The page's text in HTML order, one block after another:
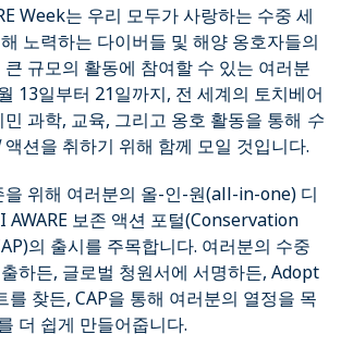
Week는 우리 모두가 사랑하는 수중 세
노력하는 다이버들 및 해양 옹호자들의
규모의 활동에 참여할 수 있는 여러분
13일부터 21일까지, 전 세계의 토치베어
과학, 교육, 그리고 옹호 활동을 통해 수
액션을 취하기 위해 함께 모일 것입니다.
을 위해 여러분의 올-인-원(all-in-one) 디
AWARE 보존 액션 포털(Conservation
의 출시를 주목합니다. 여러분의 수중
하든, 글로벌 청원서에 서명하든, Adopt
찾든, CAP을 통해 여러분의 열정을 목
더 쉽게 만들어줍니다.